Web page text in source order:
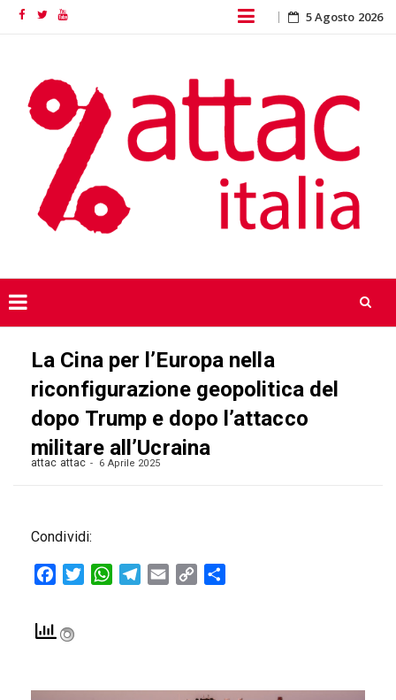
FacebookTwitterYouTube Skip
content
5 Agosto 2026
La Cina per l’Europa nella
riconfigurazione geopolitica del
dopo Trump e dopo l’attacco
militare all’Ucraina
attac attac 6 Aprile 2025
Condividi:
FacebookTwitterWhatsAppTelegram
Email
Copy